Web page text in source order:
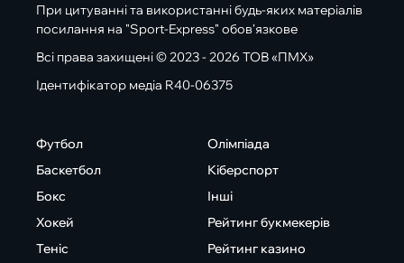
При цитуванні та використанні будь-яких матеріалів
посилання на "Sport-Express" обов'язкове
Всі права захищені © 2023 - 2026 ТОВ «ПМХ»
Ідентифікатор медіа R40-06375
Футбол
Баскетбол
Бокс
Хокей
Теніс
Олімпіада
Кіберспорт
Інші
Рейтинг букмекерів
Рейтинг казино